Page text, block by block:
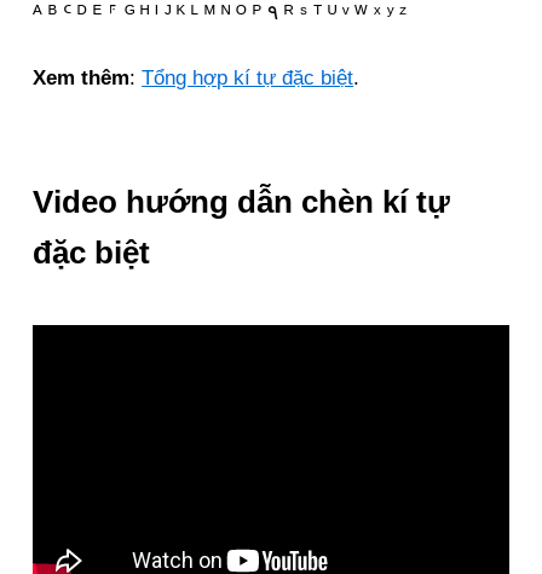
ᴬ ᴮ ᑦ ᴰ ᴱ ⸁ ᴳ ᴴ ᴵ ᴶ ᴷ ᴸ ᴹ ᴺ ᴼ ᴾ ۹ ᴿ ˢ ᵀ ᵁ ᵛ ᵂ ˣ ʸ ᶻ
Xem thêm:Tổng hợp kí tự đặc biệt.
Video hướng dẫn chèn kí tự
đặc biệt